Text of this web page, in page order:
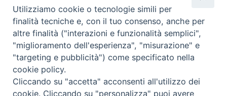
Direttore Responsabile Giuseppe Rabita
Direttore Amministrativo Salvatore Bruno
Editore e Proprietà Opera di Religione della Diocesi di Piazza
Armerina,
Via Cammarata, 21 – Piazza Armerina
P. I. 01121870867
Autorizzazione Tribunale di Enna n. 113 del 24/2/2007
SEGUICI SU:
Utilizziamo cookie o tecnologie simili per
finalità tecniche e, con il tuo consenso, anche per
altre finalità ("interazioni e funzionalità semplici",
"miglioramento dell'esperienza", "misurazione" e
"targeting e pubblicità") come specificato nella
cookie policy.
Cliccando su "accetta" acconsenti all'utilizzo dei
cookie. Cliccando su "personalizza" puoi avere